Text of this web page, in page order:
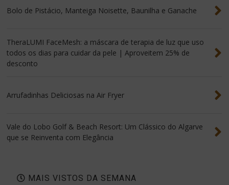
Bolo de Pistácio, Manteiga Noisette, Baunilha e Ganache
TheraLUMI FaceMesh: a máscara de terapia de luz que uso
todos os dias para cuidar da pele | Aproveitem 25% de
desconto
Arrufadinhas Deliciosas na Air Fryer
Vale do Lobo Golf & Beach Resort: Um Clássico do Algarve
que se Reinventa com Elegância
MAIS VISTOS DA SEMANA